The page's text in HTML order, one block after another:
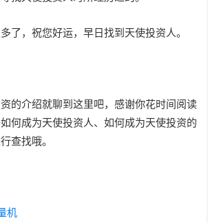
了，祝您好运，早日找到天使投资人。
的介绍就聊到这里吧，感谢你花时间阅读
何成为天使投资人、如何成为天使投资的
查找哦。
机